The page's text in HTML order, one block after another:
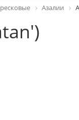
Азалии